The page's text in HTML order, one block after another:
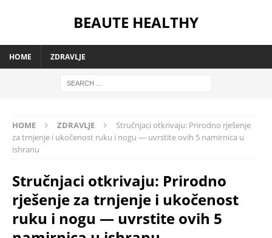
BEAUTE HEALTHY
HOME ZDRAVLJE
HOME ZDRAVLJE
Stručnjaci otkrivaju: Prirodno rješenje
za trnjenje i ukočenost ruku i nogu — uvrstite ovih 5 namirnica u
ishranu
Stručnjaci otkrivaju: Prirodno
rješenje za trnjenje i ukočenost
ruku i nogu — uvrstite ovih 5